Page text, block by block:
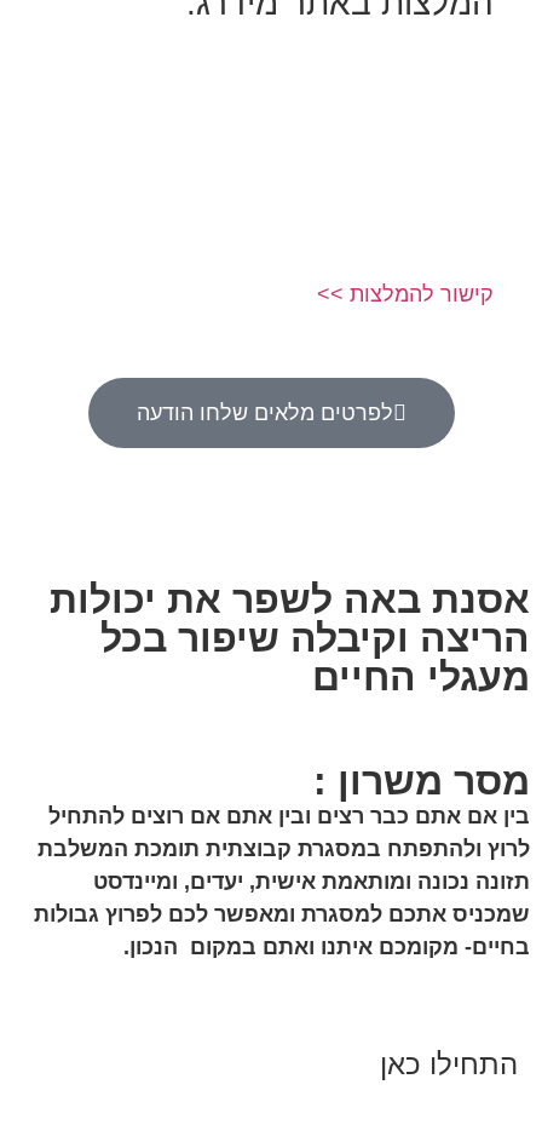
קישור להמלצות >>
לפרטים מלאים שלחו הודעה
אסנת באה לשפר את יכולות
הריצה וקיבלה שיפור בכל
מעגלי החיים
מסר משרון :
בין אם אתם כבר רצים ובין אתם אם רוצים להתחיל
לרוץ ולהתפתח במסגרת קבוצתית תומכת המשלבת
תזונה נכונה ומותאמת אישית, יעדים, ומיינדסט
שמכניס אתכם למסגרת ומאפשר לכם לפרוץ גבולות
בחיים- מקומכם איתנו ואתם במקום הנכון.
התחילו כאן